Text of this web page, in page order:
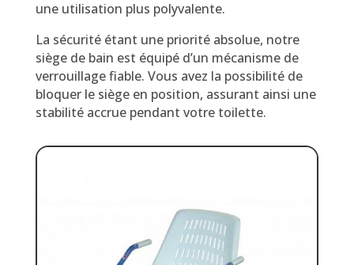
une utilisation plus polyvalente.
La sécurité étant une priorité absolue, notre
siège de bain est équipé d’un mécanisme de
verrouillage fiable. Vous avez la possibilité de
bloquer le siège en position, assurant ainsi une
stabilité accrue pendant votre toilette.